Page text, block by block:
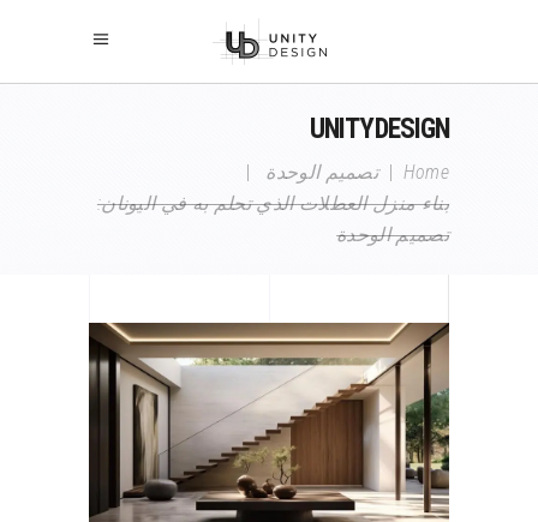
UNITYDESIGN
Home
|تصميم الوحدة
|
بناء منزل العطلات الذي تحلم به في اليونان:
تصميم الوحدة